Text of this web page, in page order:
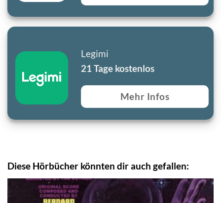
Legimi
21 Tage kostenlos
Mehr Infos
Diese Hörbücher könnten dir auch gefallen: